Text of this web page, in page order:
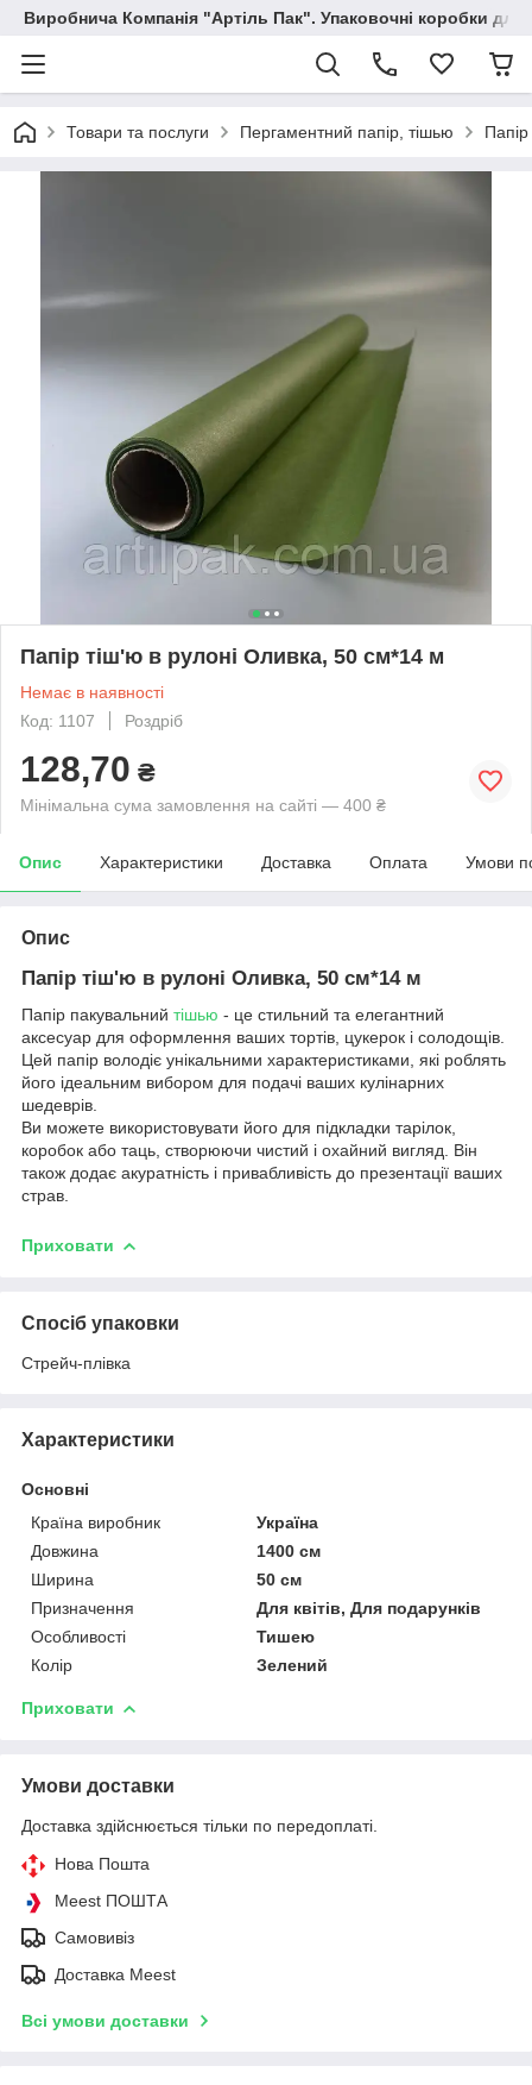
Виробнича Компанія "Артіль Пак". Упаковочні коробки для
Товари та послуги Пергаментний папір, тішью
Папір тіш'ю в рулоні Оливка, 50 см*14 м
Немає в наявності
Код: 1107
Роздріб
128,70 ₴
Мінімальна сума замовлення на сайті — 400 ₴
Опис Характеристики Доставка Оплата Умови
Опис
Папір тіш'ю в рулоні Оливка, 50 см*14 м
Папір пакувальний тішью - це стильний та елегантний
аксесуар для оформлення ваших тортів, цукерок і солодощів.
Цей папір володіє унікальними характеристиками, які роблять
його ідеальним вибором для подачі ваших кулінарних
шедеврів.
Ви можете використовувати його для підкладки тарілок,
коробок або таць, створюючи чистий і охайний вигляд. Він
також додає акуратність і привабливість до презентації ваших
страв.
Приховати
Спосіб упаковки
Стрейч-плівка
Характеристики
Основні
Країна виробник
Україна
Довжина
1400 см
Ширина
50 см
Призначення
Для квітів, Для подарунків
Особливості
Тишею
Колір
Зелений
Приховати
Умови доставки
Доставка здійснюється тільки по передоплаті.
Нова Пошта
Meest ПОШТА
Самовивіз
Доставка Meest
Всі умови доставки